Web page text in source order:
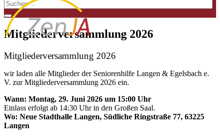
Mitgliederversammlung 2026
Mitgliederversammlung 2026
wir laden alle Mitglieder der Seniorenhilfe Langen & Egelsbach e.
V. zur Mitgliederversammlung 2026 ein.
Wann: Montag, 29. Juni 2026 um 15:00 Uhr
Einlass erfolgt ab 14:30 Uhr in den Großen Saal.
Wo: Neue Stadthalle Langen, Südliche Ringstraße 77, 63225
Langen